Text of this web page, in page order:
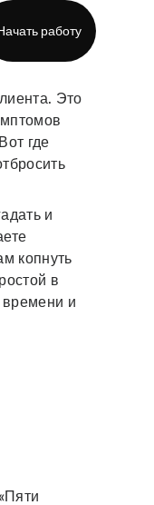
работу
Это
где
и
копнуть
в
времени и